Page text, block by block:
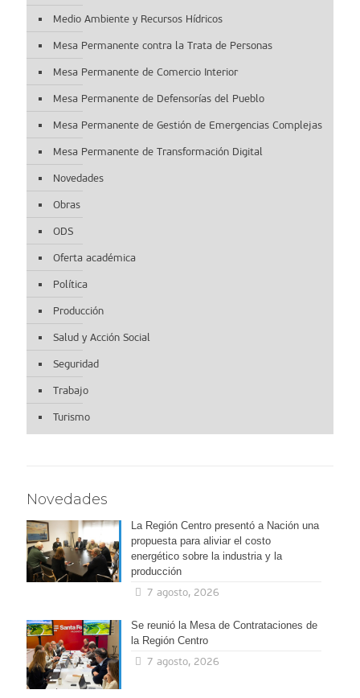
Medio Ambiente y Recursos Hídricos
Mesa Permanente contra la Trata de Personas
Mesa Permanente de Comercio Interior
Mesa Permanente de Defensorías del Pueblo
Mesa Permanente de Gestión de Emergencias Complejas
Mesa Permanente de Transformación Digital
Novedades
Obras
ODS
Oferta académica
Política
Producción
Salud y Acción Social
Seguridad
Trabajo
Turismo
Novedades
La Región Centro presentó a Nación una
propuesta para aliviar el costo
energético sobre la industria y la
producción
7 agosto, 2026
Se reunió la Mesa de Contrataciones de
la Región Centro
7 agosto, 2026